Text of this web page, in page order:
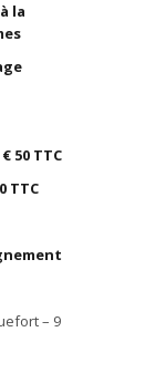
la
€ 50 TTC
TTC
– 9